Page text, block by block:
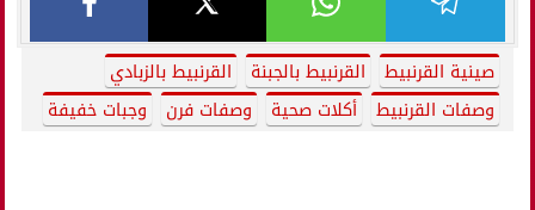
صينية القرنبيط القرنبيط بالجبنة
القرنبيط بالزبادي
وصفات القرنبيط
أكلات صحية وصفات فرن وجبات خفيفة